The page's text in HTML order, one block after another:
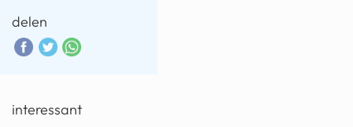
delen
interessant